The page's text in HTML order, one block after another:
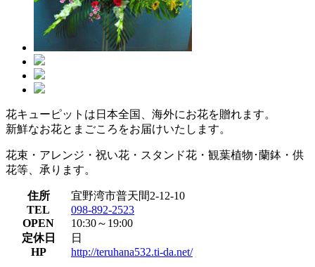
花キューピットは日本全国、海外にお花を贈れます。
新鮮なお花とまごころをお届けいたします。
花束・アレンジ・祝い花・スタンド花・観葉植物･蘭鉢・供
花等、承ります。
住所
宜野湾市普天間2-12-10
TEL
098-892-2523
OPEN
10:30～19:00
定休日
日
HP
http://teruhana532.ti-da.net/